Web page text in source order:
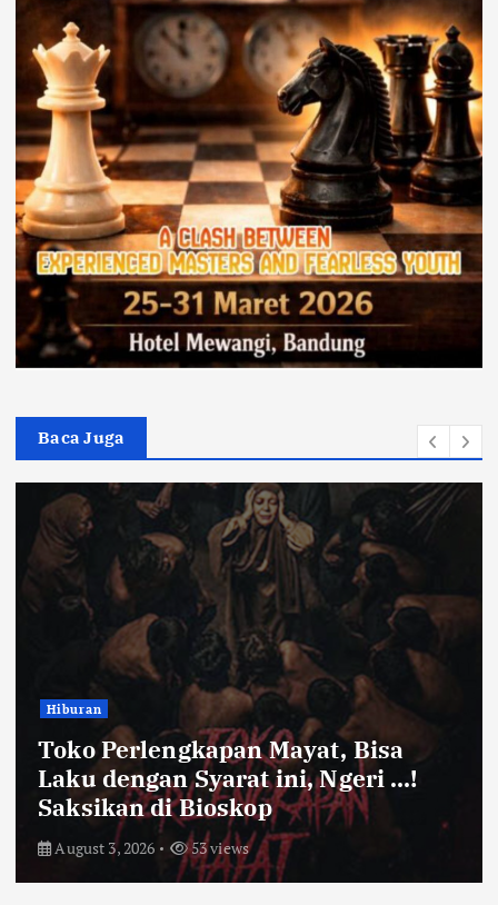
Baca Juga
Hiburan
Toko Perlengkapan Mayat, Bisa
Laku dengan Syarat ini, Ngeri …!
Saksikan di Bioskop
August 3, 2026 53 views